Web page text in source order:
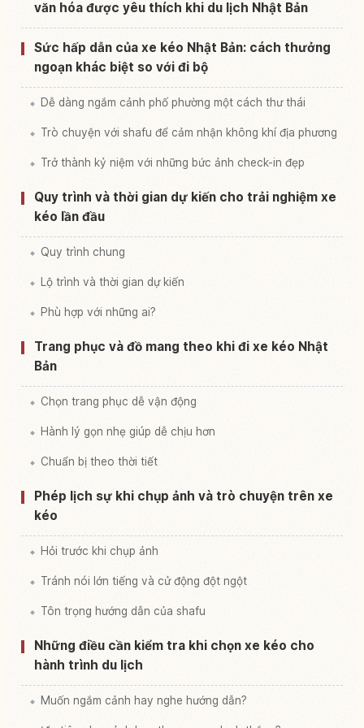
văn hóa được yêu thích khi du lịch Nhật Bản
Sức hấp dẫn của xe kéo Nhật Bản: cách thưởng
ngoạn khác biệt so với đi bộ
Dễ dàng ngắm cảnh phố phường một cách thư thái
Trò chuyện với shafu để cảm nhận không khí địa phương
Trở thành kỷ niệm với những bức ảnh check-in đẹp
Quy trình và thời gian dự kiến cho trải nghiệm xe
kéo lần đầu
Quy trình chung
Lộ trình và thời gian dự kiến
Phù hợp với những ai?
Trang phục và đồ mang theo khi đi xe kéo Nhật
Bản
Chọn trang phục dễ vận động
Hành lý gọn nhẹ giúp dễ chịu hơn
Chuẩn bị theo thời tiết
Phép lịch sự khi chụp ảnh và trò chuyện trên xe
kéo
Hỏi trước khi chụp ảnh
Tránh nói lớn tiếng và cử động đột ngột
Tôn trọng hướng dẫn của shafu
Những điều cần kiểm tra khi chọn xe kéo cho
hành trình du lịch
Muốn ngắm cảnh hay nghe hướng dẫn?